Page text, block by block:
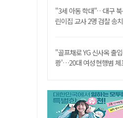
"3세 아동 학대"…대구
린이집 교사 2명 검찰 송치
"골프채로 YG 신사옥 출
쾅'…20대 여성 현행범